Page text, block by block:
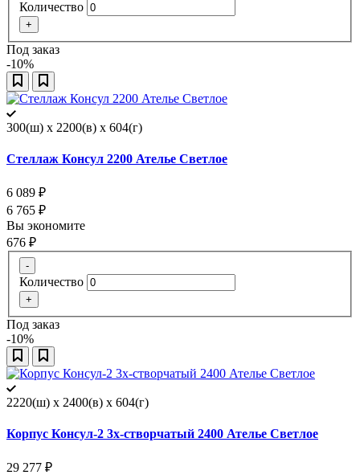
Количество
+
Под заказ
-10%
300(ш) x 2200(в) x 604(г)
Стеллаж Консул 2200 Ателье Светлое
6 089 ₽
6 765 ₽
Вы экономите
676 ₽
-
Количество
+
Под заказ
-10%
2220(ш) x 2400(в) x 604(г)
Корпус Консул-2 3х-створчатый 2400 Ателье Светлое
29 277 ₽